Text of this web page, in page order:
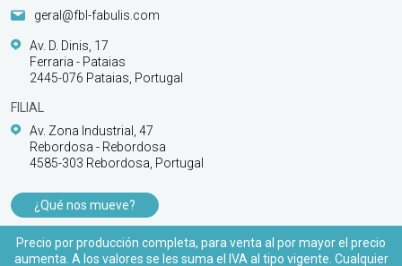
geral@fbl-fabulis.com
Av. D. Dinis, 17
Ferraria - Pataias
2445-076 Pataias, Portugal
FILIAL
Av. Zona Industrial, 47
Rebordosa - Rebordosa
4585-303 Rebordosa, Portugal
¿Qué nos mueve?
PRODUCTOS
Precio por producción completa, para venta al por mayor el precio
aumenta. A los valores se les suma el IVA al tipo vigente. Cualquier